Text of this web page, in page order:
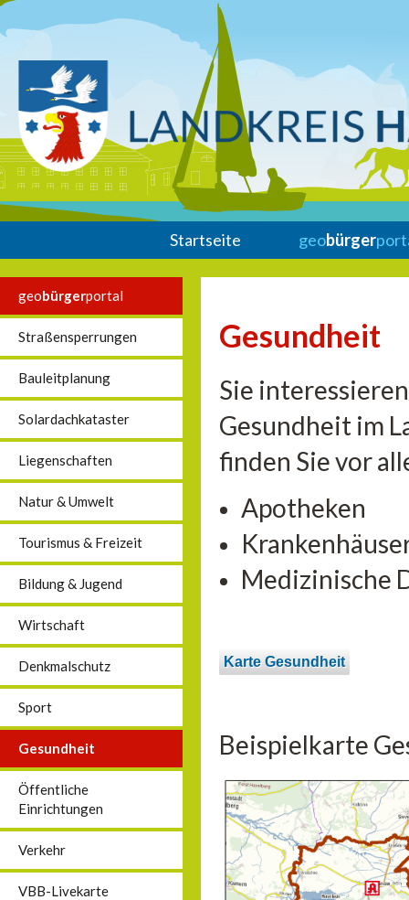
Startseite geobürger
geobürgerportal
Straßensperrungen
Bauleitplanung
Solardachkataster
Liegenschaften
Natur & Umwelt
Tourismus & Freizeit
Bildung & Jugend
Wirtschaft
Denkmalschutz
Sport
Gesundheit
Öffentliche
Einrichtungen
Verkehr
VBB-Livekarte
Gesundheit
Sie
Gesundheit im
finden Sie vor
Apotheken
Medizinische
Karte Gesundheit
Beispielkarte